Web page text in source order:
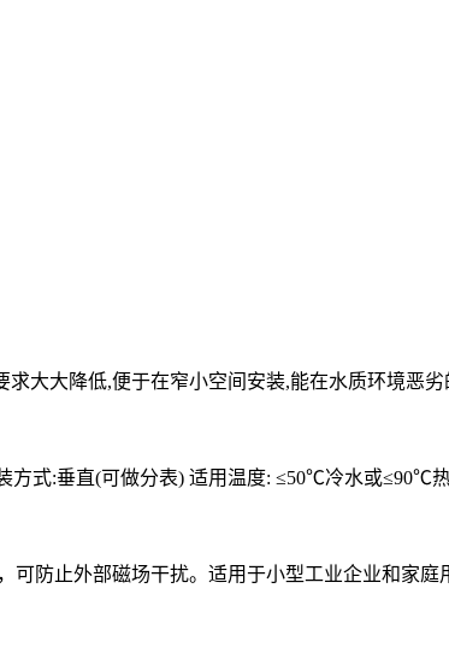
大大降低,便于在窄小空间安装,能在水质环境恶
方式:垂直(可做分表) 适用温度: ≤50℃冷水或≤90℃
防止外部磁场干扰。适用于小型工业企业和家庭